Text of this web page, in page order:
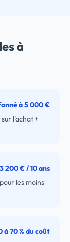
à
à 5 000 €
l'achat +
200 € / 10 ans
les moins
à 70 % du coût